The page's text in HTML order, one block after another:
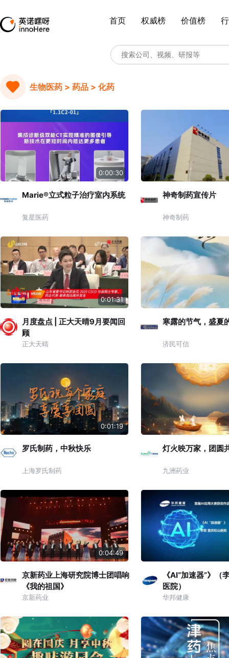
首页 权威榜 价值榜
生物医药 > 药品 > 化药
0:00:30
Marie®立式粒子治疗室内系统
复星医药
神奇制药宣传片
神奇制药
0:01:31
月度盘点 | 正大天晴9月要闻回
顾
正大天晴
寒露的节气，盛夏
济民可信
0:01:19
罗氏制药，中秋快乐
上海罗氏制药
灯火映万家，团圆
九洲药业
0:04:49
京新药业上海研究院博士团唱响
《我的祖国》
京新药业
《AI“加速器”》（
医院）
华邦健康